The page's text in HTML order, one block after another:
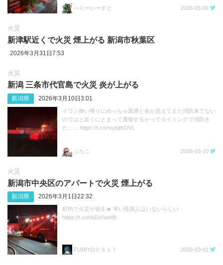
べりーいーすと 2026-05-06
火災
新津駅近くで火災 煙上がる 新潟市秋葉区
2026年3月31日7:53
火災
新潟 三条市代官島で火災 炎が上がる
新潟県 2026年3月10日3:01
イワシ掬い帰りにめっちゃ黒煙と炎が見えてまだ消防来てない
のではと近くにとまって通報するかってタイミングで消防き
た…… https://t.co/rvybjtKOVL
ぷちこ 2026-03-10
火災
新潟市中央区のアパートで火災 煙上がる
新潟県 2026年3月1日22:32
町内で火災が発生🔥 幸い怪我人はいないらしい
https://t.co/rkEdXwd4fi
FUMIYO０５１７ 2026-03-01